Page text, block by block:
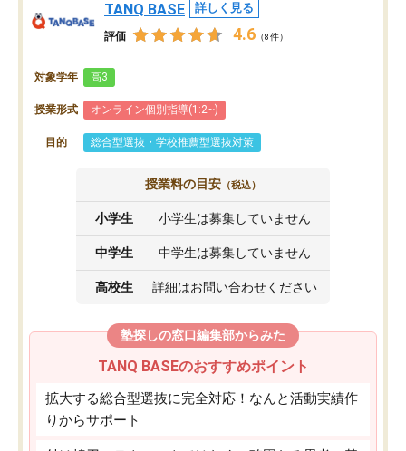
TANQ BASE 詳しく見る
評価 4.6 （8件）
対象学年 高3
授業形式 オンライン個別指導(1:2~)
目的 総合型選抜・学校推薦型選抜対策
授業料の目安 （税込）
小学生 小学生は募集していません
中学生 中学生は募集していません
高校生 詳細はお問い合わせください
塾探しの窓口編集部からみた
TANQ BASEのおすすめポイント
拡大する総合型選抜に完全対応！なんと活動実績作
りからサポート